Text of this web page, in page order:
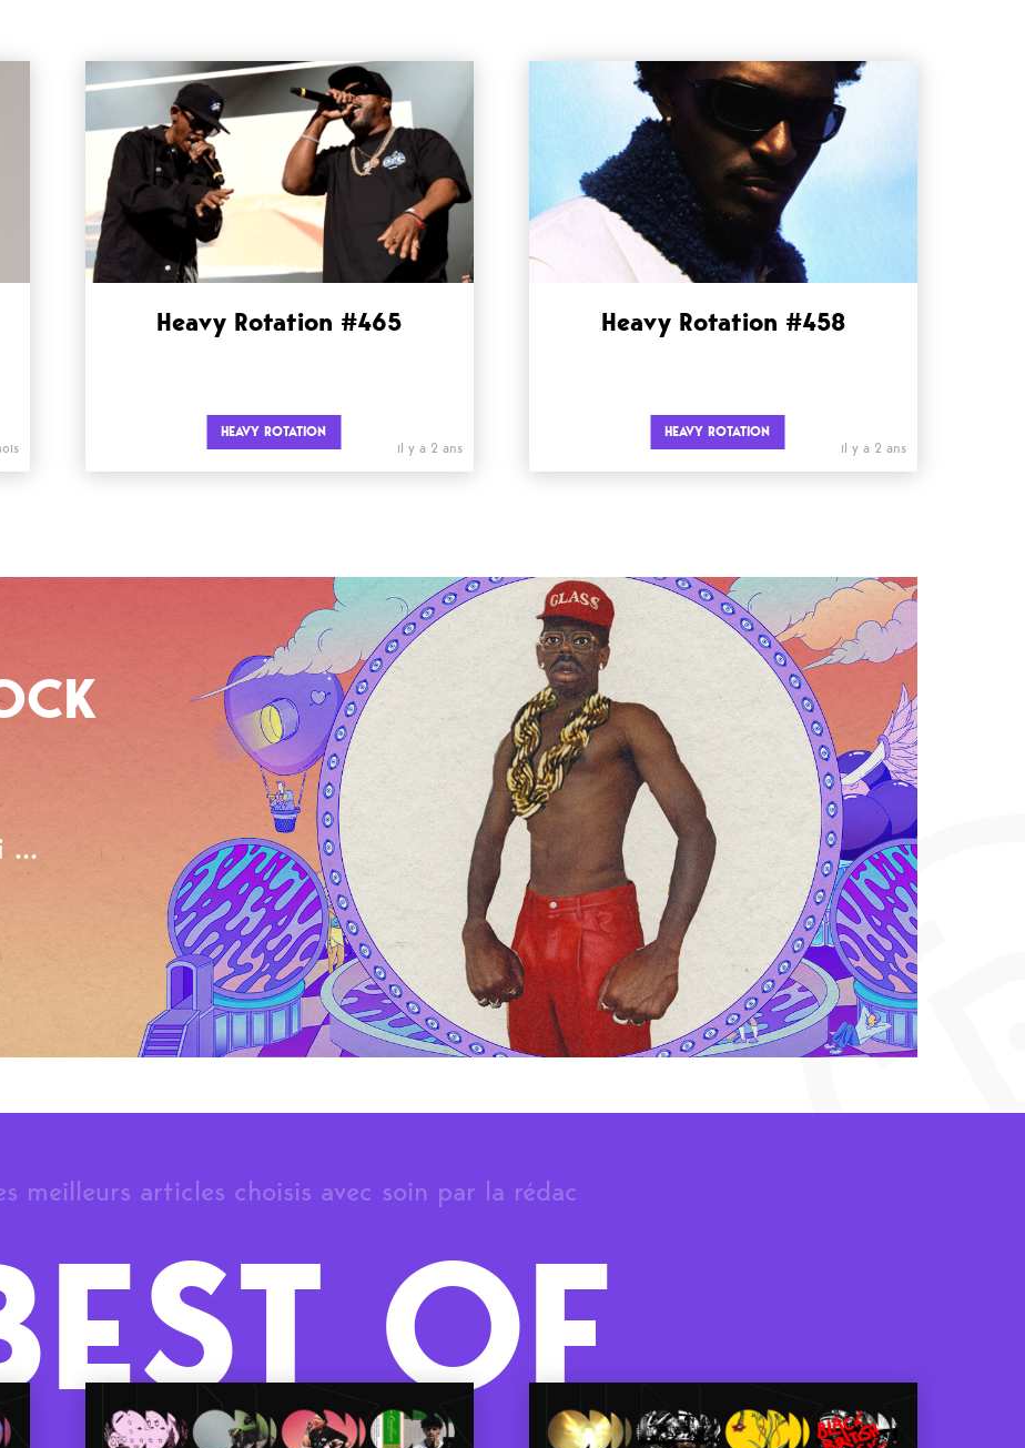
Heavy Rotation #465
HEAVY ROTATION
il y a 2 ans
Heavy Rotation #458
HEAVY ROTATION
il y a 2 ans
...
meilleurs articles choisis avec soin par la rédac
OF